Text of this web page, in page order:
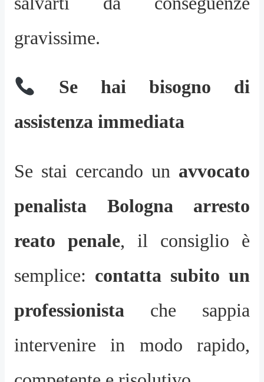
gravissime.
Se hai bisogno di
assistenza immediata
Se stai cercando un avvocato
penalista Bologna arresto
reato penale, il consiglio è
semplice: contatta subito un
professionista che sappia
intervenire in modo rapido,